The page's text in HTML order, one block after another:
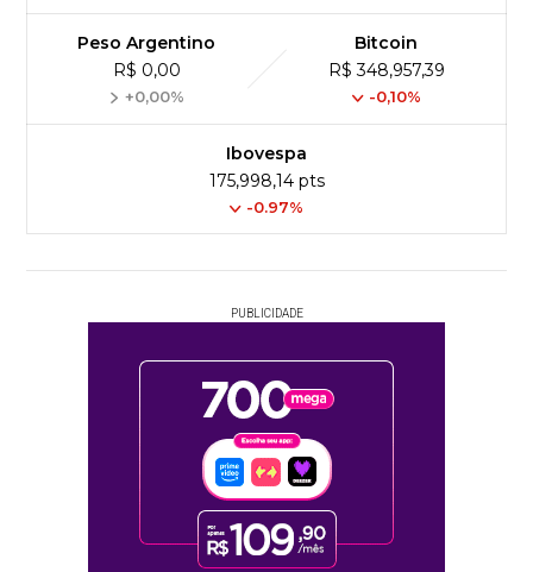
Peso Argentino
R$ 0,00
+0,00%
Bitcoin
R$ 348,957,39
-0,10%
Ibovespa
175,998,14 pts
-0.97%
PUBLICIDADE